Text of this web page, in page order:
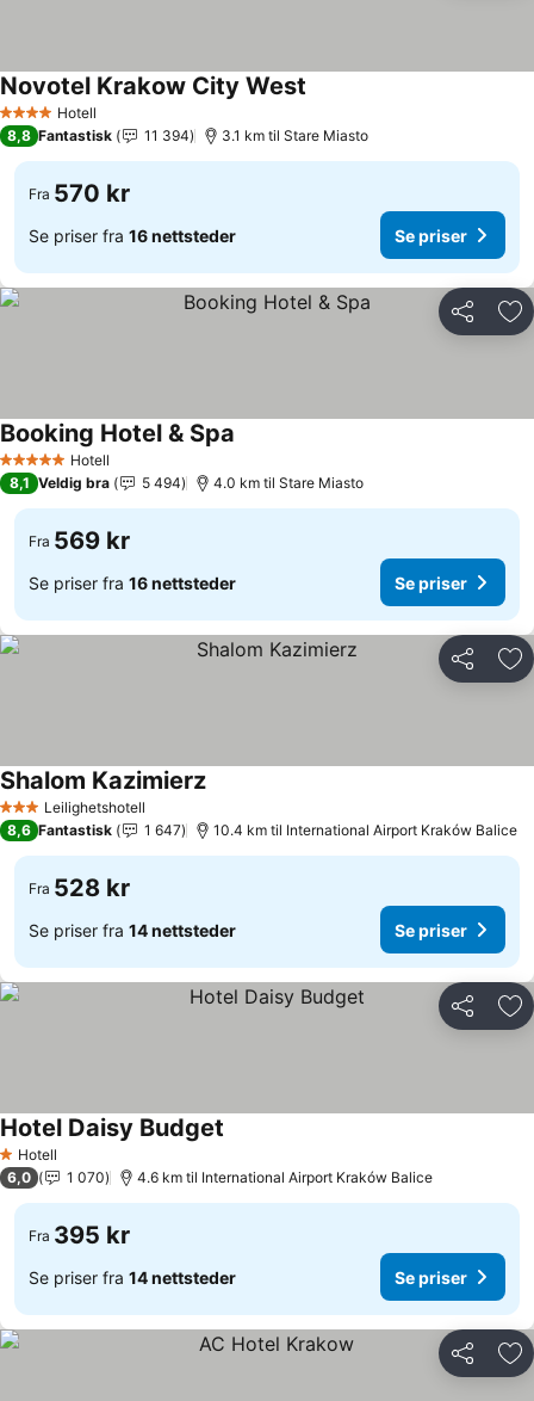
4 StjernerHotell
Novotel Krakow City West
8,8 Fantastisk 11 394 3.1 km til Stare Miasto
Fra 570 kr
Se priser fra 16 nettsteder Se priser
Del
5 Stjerner Hotell
Booking Hotel & Spa
8,1 Veldig bra 5 494 4.0 km til Stare Miasto
Fra 569 kr
Se priser fra 16 nettsteder Se priser
Del
3 StjernerLeilighetshotell
Shalom Kazimierz
8,6 Fantastisk 1 647 10.4 km til International Airport Kraków Balice
Fra 528 kr
Se priser fra 14 nettsteder Se priser
Del
1 Stjerner
Hotell
Hotel Daisy Budget
6,0 1 070 4.6 km til International Airport Kraków Balice
Fra 395 kr
Se priser fra 14 nettsteder Se priser
Del